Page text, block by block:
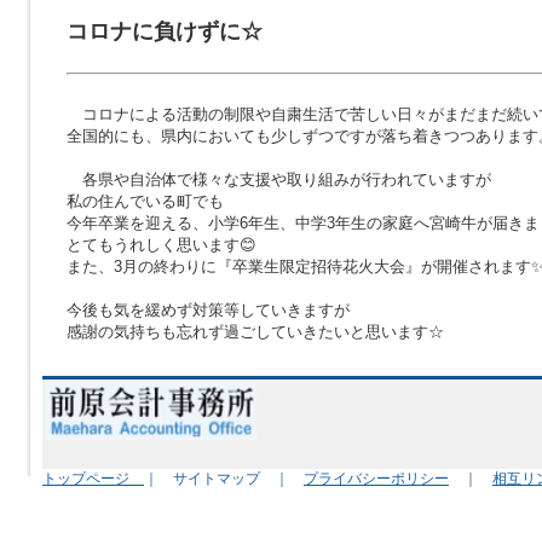
コロナに負けずに☆
コロナによる活動の制限や自粛生活で苦しい日々がまだまだ続い
全国的にも、県内においても少しずつですが落ち着きつつあります
各県や自治体で様々な支援や取り組みが行われていますが
私の住んでいる町でも
今年卒業を迎える、小学6年生、中学3年生の家庭へ宮崎牛が届き
とてもうれしく思います😊
また、3月の終わりに『卒業生限定招待花火大会』が開催されます
今後も気を緩めず対策等していきますが
感謝の気持ちも忘れず過ごしていきたいと思います☆
トップページ ｜ サイトマップ ｜ プライバシーポリシー ｜ 相互リ